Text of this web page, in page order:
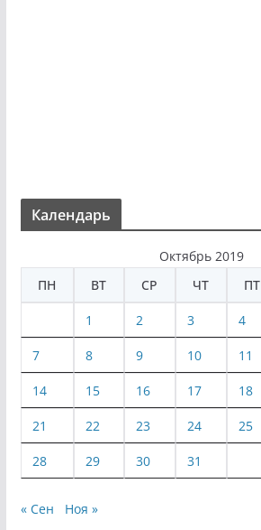
Календарь
Октябрь 2019
ПН
ВТ СР ЧТ ПТ
1 2 3 4
7 8 9 10 11
14 15 16 17 18
21 22 23 24 25
28 29 30 31
« Сен Ноя »